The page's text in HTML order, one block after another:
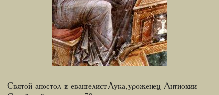
Святой апостол и евангелист Лука, уроженец Антиохии